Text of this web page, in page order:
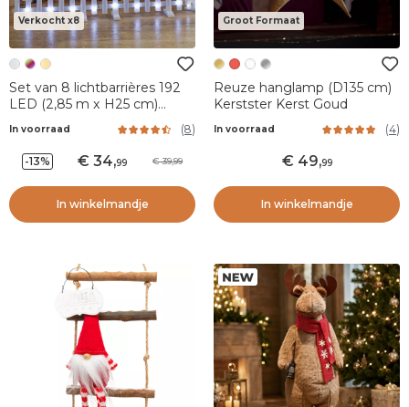
Verkocht x8
Set van 8 lichtbarrières 192
LED (2,85 m x H25 cm)
In voorraad (8)
-13% 34,99 39,99
In winkelmandje
Groot Formaat
Reuze hanglamp (D135 cm)
Kerstster Kerst Goud
In voorraad (4)
49,99
In winkelmandje